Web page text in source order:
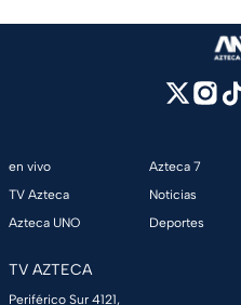
en vivo
TV Azteca
Azteca UNO
Azteca 7
Noticias
Deportes
TV AZTECA
Periférico Sur 4121,